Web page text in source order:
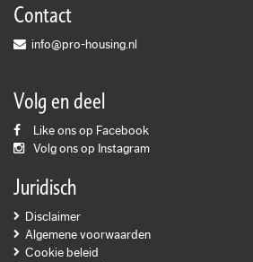
Contact
info@pro-housing.nl
Volg en deel
Like ons op Facebook
Volg ons op Instagram
Juridisch
Disclaimer
Algemene voorwaarden
Cookie beleid